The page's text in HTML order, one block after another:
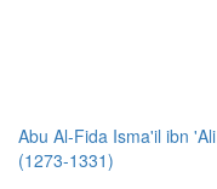
Abu Al-Fida Isma'il ibn 'Ali
(1273-1331)